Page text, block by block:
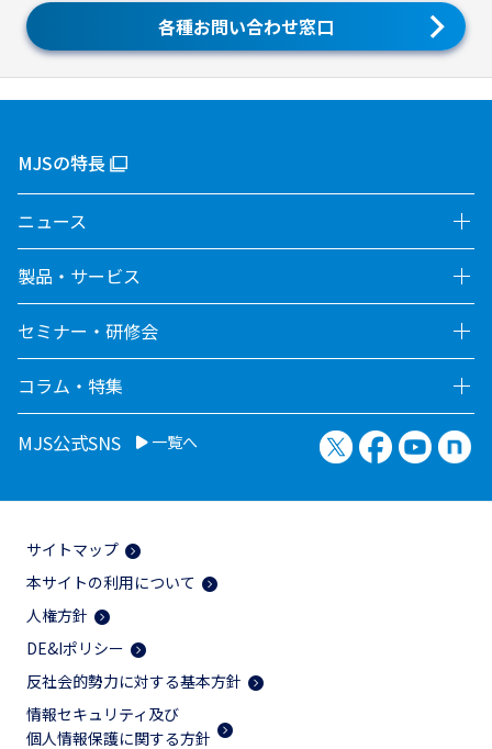
各種お問い合わせ窓口
MJSの特長
ニュース
製品・サービス
セミナー・研修会
コラム・特集
MJS公式SNS 一覧へ X（旧Twitter）
Facebook
サイトマップ
本サイトの利用について
人権方針
DE&Iポリシー
反社会的勢力に対する基本方針
情報セキュリティ及び
個人情報保護に関する方針